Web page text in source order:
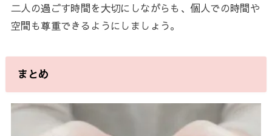
二人の過ごす時間を大切にしながらも、個人での時間や
空間も尊重できるようにしましょう。
まとめ